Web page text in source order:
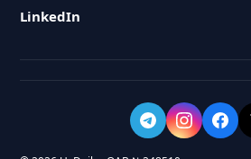
LinkedIn